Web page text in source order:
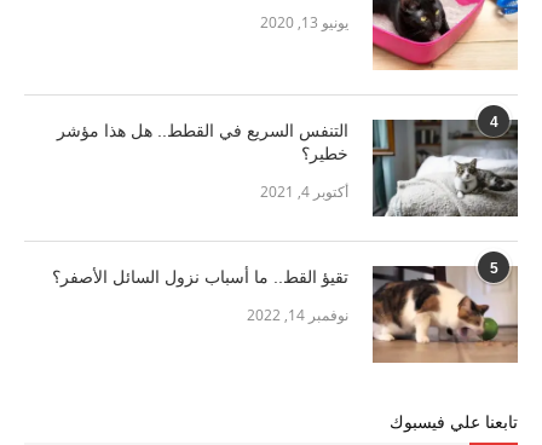
يونيو 13, 2020
4
التنفس السريع في القطط.. هل هذا مؤشر
خطير؟
أكتوبر 4, 2021
5 تقيؤ القط.. ما أسباب نزول السائل الأصفر؟
نوفمبر 14, 2022
تابعنا علي فيسبوك